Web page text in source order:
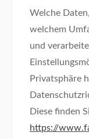
Welche
welchem
und
Privatsphäre
Diese finden
https://